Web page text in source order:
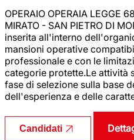
OPERAIO OPERAIA LEGGE
MIRATO - SAN PIETRO DI
inserita all'interno
mansioni operative
professionale e con le
categorie protette.Le attività
fase di selezione sulla base
dell'esperienza e delle
Candidati